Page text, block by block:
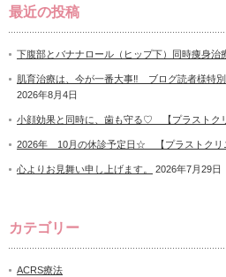
最近の投稿
下腹部とバナナロール（ヒップ下）同時痩身
肌育治療は、今が一番大事‼ ブログ読者様特
2026年8月4日
小顔効果と同時に、歯も守る♡ 【プラストク
2026年 10月の休診予定日☆ 【プラストクリ
心よりお見舞い申し上げます。 2026年7月29日
カテゴリー
ACRS療法